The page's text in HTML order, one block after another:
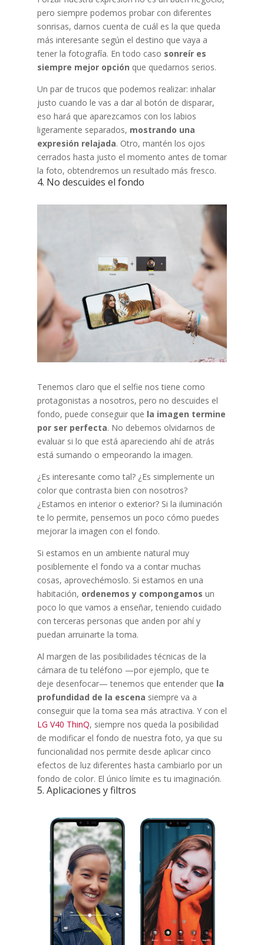
pero siempre podemos probar con diferentes
sonrisas, darnos cuenta de cuál es la que queda
más interesante según el destino que vaya a
tener la fotografía. En todo caso sonreír es
siempre mejor opción que quedarnos serios.
Un par de trucos que podemos realizar: inhalar
justo cuando le vas a dar al botón de disparar,
eso hará que aparezcamos con los labios
ligeramente separados, mostrando una
expresión relajada. Otro, mantén los ojos
cerrados hasta justo el momento antes de tomar
la foto, obtendremos un resultado más fresco.
4. No descuides el fondo
Tenemos claro que el selfie nos tiene como
protagonistas a nosotros, pero no descuides el
fondo, puede conseguir que la imagen termine
por ser perfecta. No debemos olvidarnos de
evaluar si lo que está apareciendo ahí de atrás
está sumando o empeorando la imagen.
¿Es interesante como tal? ¿Es simplemente un
color que contrasta bien con nosotros?
¿Estamos en interior o exterior? Si la iluminación
te lo permite, pensemos un poco cómo puedes
mejorar la imagen con el fondo.
Si estamos en un ambiente natural muy
posiblemente el fondo va a contar muchas
cosas, aprovechémoslo. Si estamos en una
habitación, ordenemos y compongamos un
poco lo que vamos a enseñar, teniendo cuidado
con terceras personas que anden por ahí y
puedan arruinarte la toma.
Al margen de las posibilidades técnicas de la
cámara de tu teléfono —por ejemplo, que te
deje desenfocar— tenemos que entender que la
profundidad de la escena siempre va a
conseguir que la toma sea más atractiva. Y con el
LG V40 ThinQ, siempre nos queda la posibilidad
de modificar el fondo de nuestra foto, ya que su
funcionalidad nos permite desde aplicar cinco
efectos de luz diferentes hasta cambiarlo por un
fondo de color. El único límite es tu imaginación.
5. Aplicaciones y filtros